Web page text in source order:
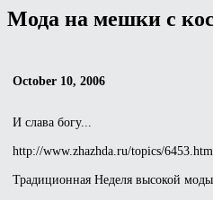
Мода на мешки с
October 10, 2006
И слава богу...
http://www.zhazhda.ru/topics/
Традиционная Неделя высокой